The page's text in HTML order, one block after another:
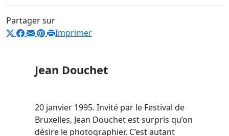
Partager sur
Imprimer
Jean Douchet
20 janvier 1995. Invité par le Festival de
Bruxelles, Jean Douchet est surpris qu’on
désire le photographier. C’est autant